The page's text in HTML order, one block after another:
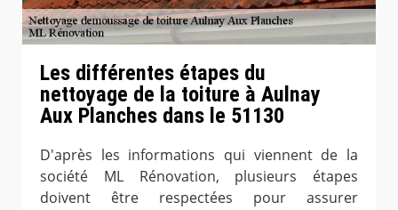
Les différentes étapes du
nettoyage de la toiture à Aulnay
Aux Planches dans le 51130
D'après les informations qui viennent de la
société ML Rénovation, plusieurs étapes
doivent être respectées pour assurer